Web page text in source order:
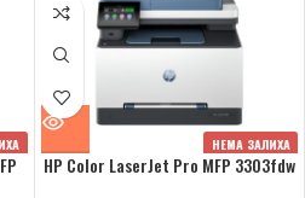
НЕМА ЗАЛИХА
HP Color LaserJet Pro MFP 3303fdw